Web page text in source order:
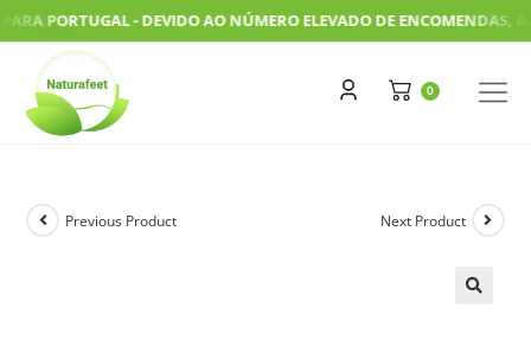
PORTUGAL - DEVIDO AO NÚMERO ELEVADO DE ENCOMENDAS, AS
Previous Product Next Product